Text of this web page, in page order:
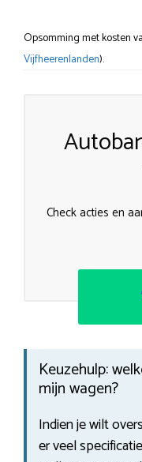
Opsomming met kosten
Vijfheerenlanden).
Check acties en
Keuzehulp:
mijn wagen?
Indien je wilt
er veel